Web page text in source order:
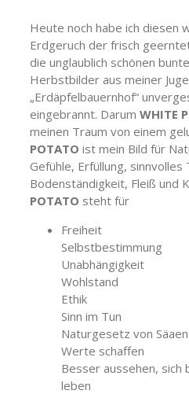
Heute noch habe ich diesen
Erdgeruch der frisch
die unglaublich schönen
Herbstbilder aus meiner
„Erdäpfelbauernhof“
eingebrannt. Darum WHITE
meinen Traum von einem
POTATO ist mein Bild für
Gefühle, Erfüllung, sinnvolles
Bodenständigkeit, Fleiß und
POTATO steht für
Freiheit
Selbstbestimmung
Unabhängigkeit
Wohlstand
Ethik
Sinn im Tun
Naturgesetz von
Werte schaffen
Besser aussehen,
leben